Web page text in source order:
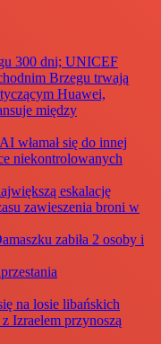
300 dni; UNICEF
Brzegu trwają
Huawei,
między
włamał się do innej
niekontrolowanych
eskalację
zawieszenia broni w
zabiła 2 osoby i
na losie libańskich
Izraelem przynoszą